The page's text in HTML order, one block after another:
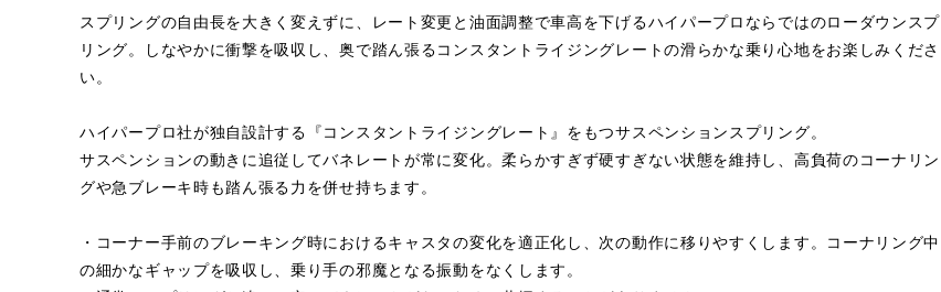
スプリングの自由長を大きく変えずに、レート変更と油面調整で車高を下げるハイパープロならではのローダウンスプ
リング。しなやかに衝撃を吸収し、奥で踏ん張るコンスタントライジングレートの滑らかな乗り心地をお楽しみくださ
い。
ハイパープロ社が独自設計する『コンスタントライジングレート』をもつサスペンションスプリング。
サスペンションの動きに追従してバネレートが常に変化。柔らかすぎず硬すぎない状態を維持し、高負荷のコーナリン
グや急ブレーキ時も踏ん張る力を併せ持ちます。
・コーナー手前のブレーキング時におけるキャスタの変化を適正化し、次の動作に移りやすくします。コーナリング中
の細かなギャップを吸収し、乗り手の邪魔となる振動をなくします。